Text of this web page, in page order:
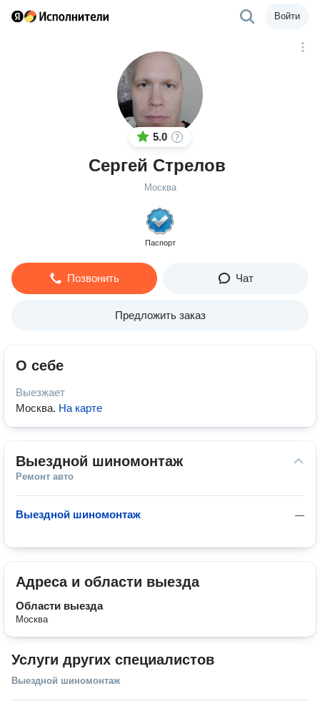
Войти
5.0
Сергей Стрелов
Москва
Паспорт
Позвонить Чат
Предложить заказ
О себе
Выезжает
Москва. На карте
Выездной шиномонтаж
Ремонт авто
—
Выездной шиномонтаж
Адреса и области выезда
Области выезда
Москва
Услуги других специалистов
Выездной шиномонтаж